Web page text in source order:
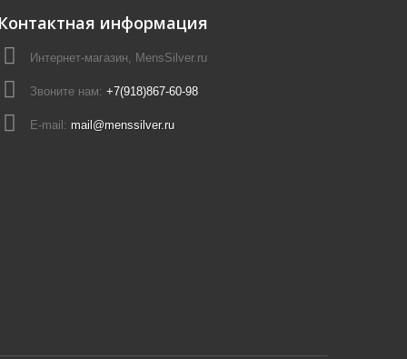
Контактная информация
Интернет-магазин, MensSilver.ru
Звоните нам: +7(918)867-60-98
E-mail: mail@menssilver.ru